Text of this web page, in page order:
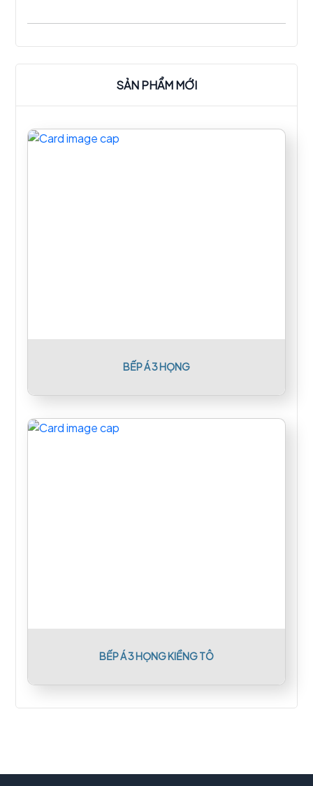
như ấp lực lớn giúp cho món ăn nhanh chín, đồng
SẢN PHẨM MỚI
BẾP Á 3 HỌNG
BẾP Á 3 HỌNG KIỀNG TÔ